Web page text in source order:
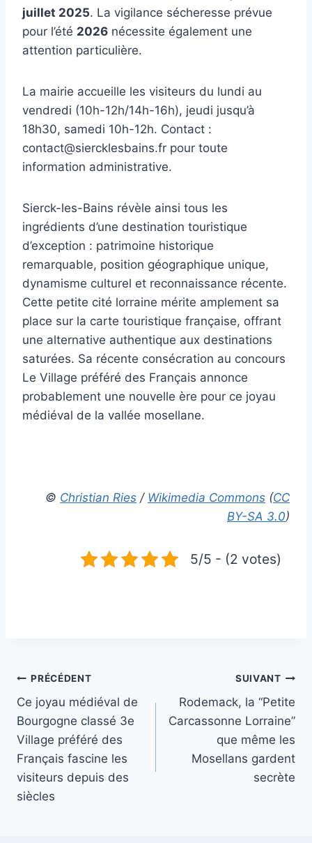
juillet 2025. La vigilance sécheresse prévue
pour l’été 2026 nécessite également une
attention particulière.
La mairie accueille les visiteurs du lundi au
vendredi (10h-12h/14h-16h), jeudi jusqu’à
18h30, samedi 10h-12h. Contact :
contact@siercklesbains.fr pour toute
information administrative.
Sierck-les-Bains révèle ainsi tous les
ingrédients d’une destination touristique
d’exception : patrimoine historique
remarquable, position géographique unique,
dynamisme culturel et reconnaissance récente.
Cette petite cité lorraine mérite amplement sa
place sur la carte touristique française, offrant
une alternative authentique aux destinations
saturées. Sa récente consécration au concours
Le Village préféré des Français annonce
probablement une nouvelle ère pour ce joyau
médiéval de la vallée mosellane.
© Christian Ries / Wikimedia Commons (CC
BY-SA 3.0)
5/5 - (2 votes)
Navigation
de
l’article
PRÉCÉDENT
Ce joyau médiéval de
Bourgogne classé 3e
Village préféré des
Français fascine les
visiteurs depuis des
siècles
SUIVANT
Rodemack, la “Petite
Carcassonne Lorraine”
que même les
Mosellans gardent
secrète